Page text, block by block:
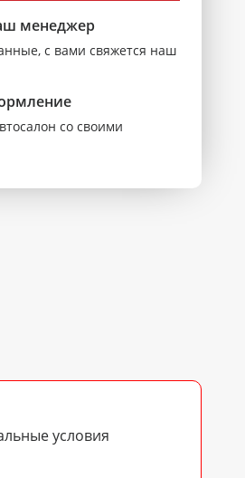
менеджер
с вами свяжется наш
со своими
условия